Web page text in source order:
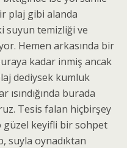
plaj gibi alanda
suyun temizliği ve
Hemen arkasında bir
kadar inmiş ancak
dediysek kumluk
ısındığında burada
Tesis falan hiçbirşey
güzel keyifli bir sohpet
suyla oynadıktan